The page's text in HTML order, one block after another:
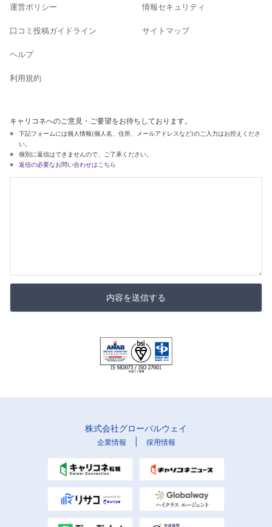
運営ポリシー
口コミ投稿ガイドライン
ヘルプ
利用規約
情報セキュリティ
サイトマップ
キャリコネへのご意見・ご要望をお待ちしております。
下記フォームには個人情報(個人名、住所、メールアドレスなど)のご入力はお控えくださ
い。
個別に返信はできませんので、ご了承ください。
返信の必要なお問い合わせはこちら
内容を送信する
株式会社グローバルウェイ
企業情報 採用情報